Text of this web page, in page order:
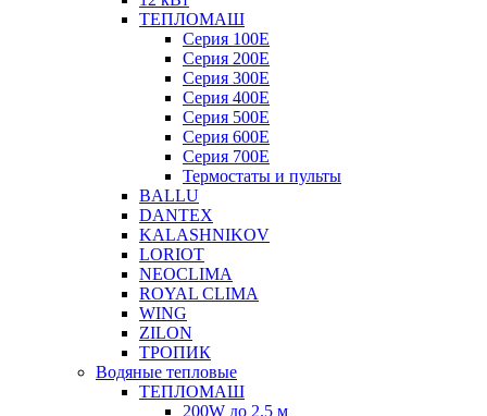
ТЕПЛОМАШ
Серия 100E
Серия 200E
Серия 300E
Серия 400E
Серия 500E
Серия 600E
Серия 700E
Термостаты и пульты
BALLU
DANTEX
KALASHNIKOV
LORIOT
NEOCLIMA
ROYAL CLIMA
WING
ZILON
ТРОПИК
Водяные тепловые
ТЕПЛОМАШ
200W до 2.5 м